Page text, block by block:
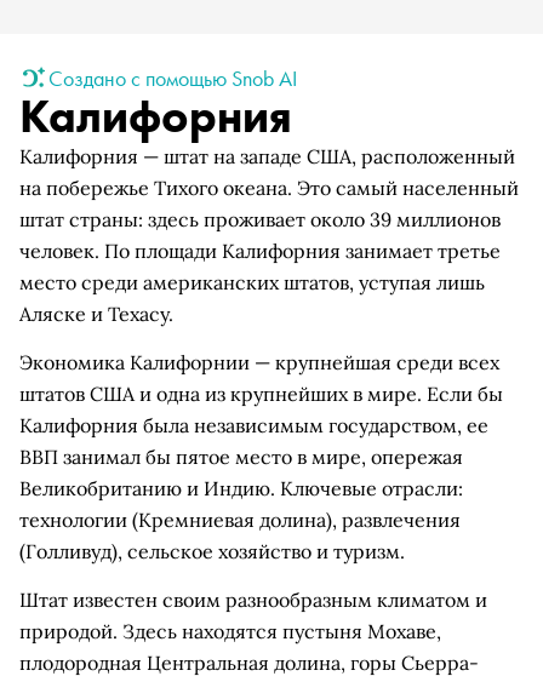
Создано с помощью Snob AI
Калифорния
Калифорния — штат на западе США, расположенный
на побережье Тихого океана. Это самый населенный
штат страны: здесь проживает около 39 миллионов
человек. По площади Калифорния занимает третье
место среди американских штатов, уступая лишь
Аляске и Техасу.
Экономика Калифорнии — крупнейшая среди всех
штатов США и одна из крупнейших в мире. Если бы
Калифорния была независимым государством, ее
ВВП занимал бы пятое место в мире, опережая
Великобританию и Индию. Ключевые отрасли:
технологии (Кремниевая долина), развлечения
(Голливуд), сельское хозяйство и туризм.
Штат известен своим разнообразным климатом и
природой. Здесь находятся пустыня Мохаве,
плодородная Центральная долина, горы Сьерра-